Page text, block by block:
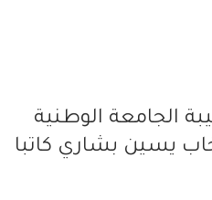
الجامعة الوطنية
يسين بشاري كاتبا